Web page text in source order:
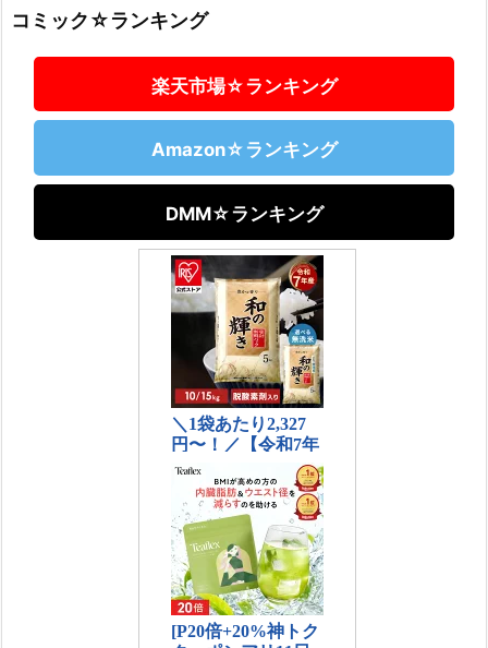
コミック☆ランキング
楽天市場☆ランキング
Amazon☆ランキング
DMM☆ランキング